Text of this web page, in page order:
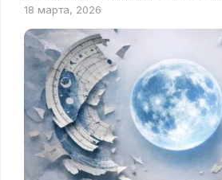
18 марта, 2026